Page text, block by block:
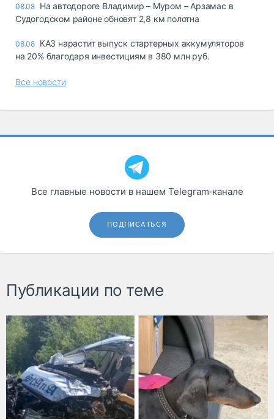
08.08 На автодороге Владимир – Муром – Арзамас в
Судогодском районе обновят 2,8 км полотна
08.08 КАЗ нарастит выпуск стартерных аккумуляторов
на 20% благодаря инвестициям в 380 млн руб.
Все новости
Все главные новости в нашем Telegram‑канале
ПОДПИСАТЬСЯ
Публикации по теме